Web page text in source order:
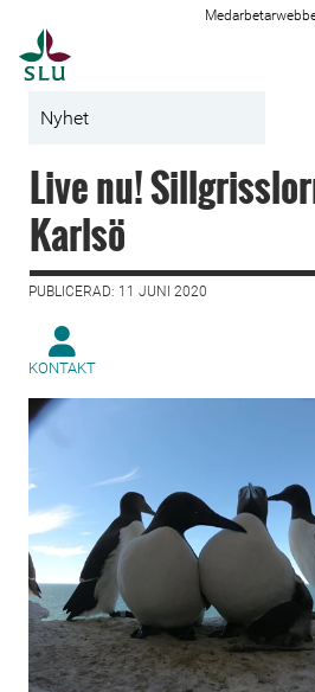
Nyhet
Live nu!
Karlsö
PUBLICERAD: 11 JUNI 2020
KONTAKT